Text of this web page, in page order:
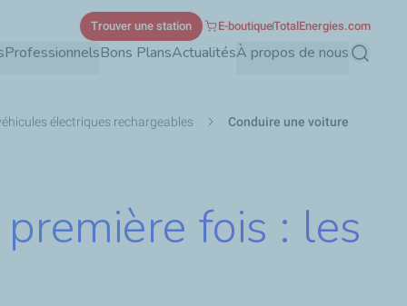
ProfessionnelsBons PlansActualitésÀ propos de nous
Trouver une station E-boutiqueTotalEnergies.com
électriques rechargeables Conduire une voiture
fois : les